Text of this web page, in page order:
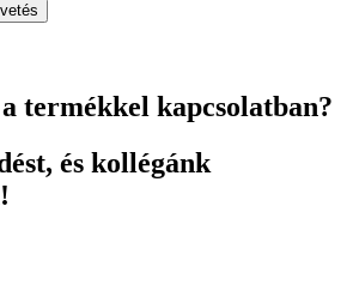
termékkel kapcsolatban?
és kollégánk